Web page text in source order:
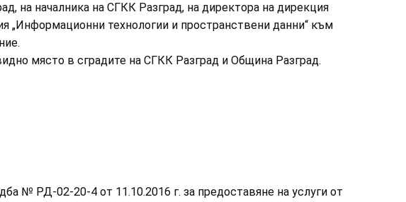
на началника на СГКК Разград, на директора на дирекция
технологии и пространствени данни“ към
място в сградите на СГКК Разград и Община Разград.
№ РД-02-20-4 от 11.10.2016 г. за предоставяне на услуги от